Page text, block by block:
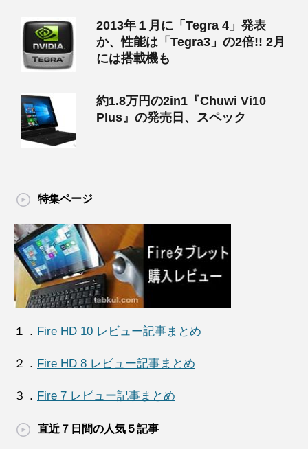
2013年１月に「Tegra 4」発表
か、性能は「Tegra3」の2倍!! 2月
には搭載機も
約1.8万円の2in1『Chuwi Vi10
Plus』の発売日、スペック
特集ページ
１． Fire HD 10 レビュー記事まとめ
２． Fire HD 8 レビュー記事まとめ
３． Fire 7 レビュー記事まとめ
直近７日間の人気５記事